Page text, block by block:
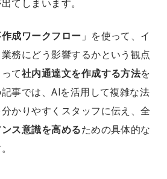
てしまいます。
成ワークフロー 」を使って、イ
務にどう影響するかという観点
て社内通達文を作成する方法を
事では、AIを活用して複雑な法
かりやすくスタッフに伝え、全
ス意識を高めるための具体的な